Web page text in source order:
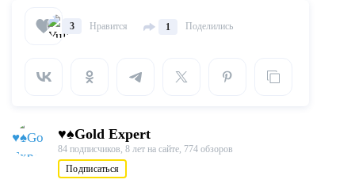
3 Нравится 1 Поделились
♥♠Gold Expert
84 подписчиков, 8 лет на сайте, 774 обзоров
Подписаться